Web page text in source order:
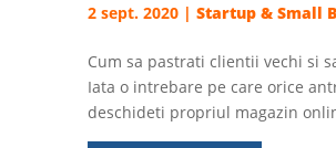
2 sept. 2020| Startup & Small
Cum sa pastrati clientii vechi si
Iata o intrebare pe care orice
deschideti propriul magazin